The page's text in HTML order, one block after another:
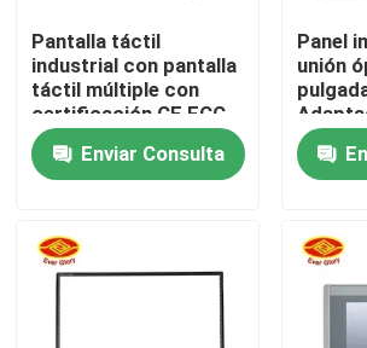
Productos
Videos
Sobre nosotros
Visita a la fábrica
Pantalla táctil
industrial con pantalla
táctil múltiple con
certificación CE FCC
RoHS
Enviar Consulta
Panel
unión
de